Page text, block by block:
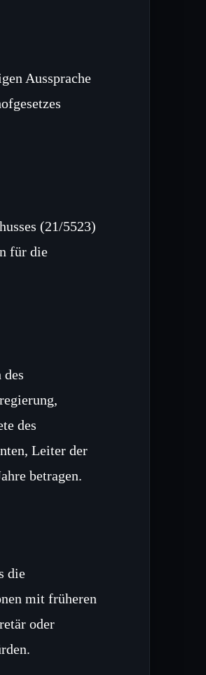
Aussprache
(21/5523)
für die
des
Leiter der
betragen.
die
mit früheren
oder